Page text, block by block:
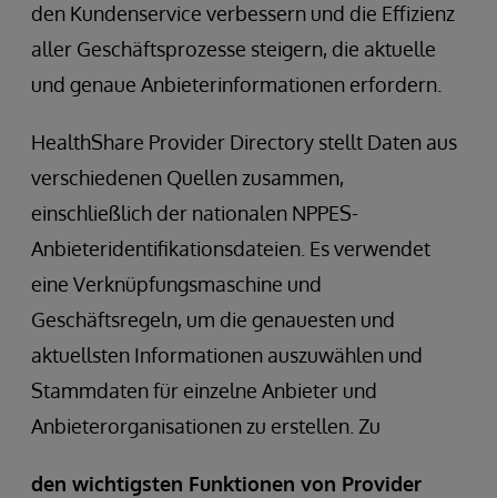
den Kundenservice verbessern und die Effizienz
aller Geschäftsprozesse steigern, die aktuelle
und genaue Anbieterinformationen erfordern.
HealthShare Provider Directory stellt Daten aus
verschiedenen Quellen zusammen,
einschließlich der nationalen NPPES-
Anbieteridentifikationsdateien. Es verwendet
eine Verknüpfungsmaschine und
Geschäftsregeln, um die genauesten und
aktuellsten Informationen auszuwählen und
Stammdaten für einzelne Anbieter und
Anbieterorganisationen zu erstellen. Zu
den wichtigsten Funktionen von Provider